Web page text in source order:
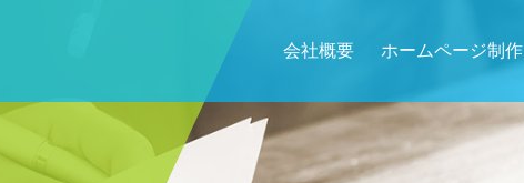
会社概要 ホームページ制作